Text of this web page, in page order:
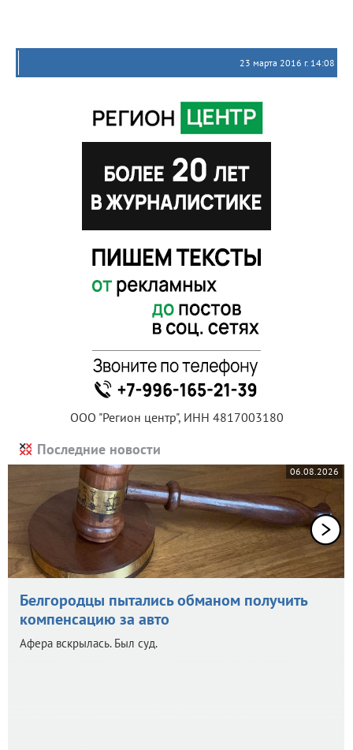
23 марта 2016 г. 14:08
ООО "Регион центр", ИНН 4817003180
Последние новости
06.08.2026
Белгородцы пытались обманом получить
компенсацию за авто
Афера вскрылась. Был суд.